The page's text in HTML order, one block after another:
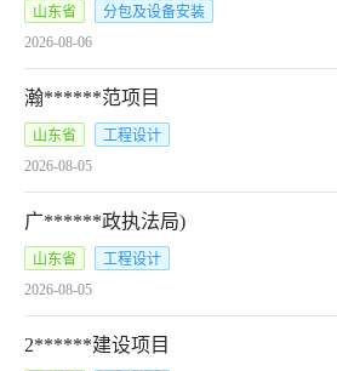
山东省
分包及设备安装
2026-08-06
瀚******范项目
山东省
工程设计
2026-08-05
广******政执法局)
山东省
工程设计
2026-08-05
2******建设项目